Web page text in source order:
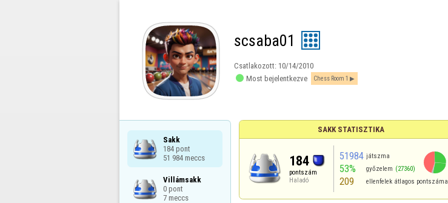
scsaba01
Csatlakozott: 10/14/2010
 Most bejelentkezve Chess Room 1
Sakk
184 pont
51 984 meccs
Villámsakk
0 pont
7 meccs
SAKK STATISZTIKA
184
pontszám
Haladó
51984 játszma
53% győzelem (27360)
209 ellenfelek átlagos pontszáma